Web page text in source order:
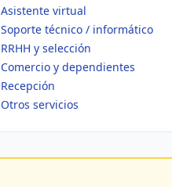
Asistente virtual
Soporte técnico / informático
RRHH y selección
Comercio y dependientes
Recepción
Otros servicios